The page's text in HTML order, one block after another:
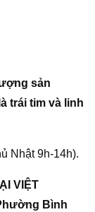
sản
trái tim và linh
Nhật 9h-14h).
VIỆT
Bình